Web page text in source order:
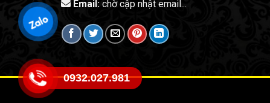
Email:chờ cập nhật email...
0932.027.981